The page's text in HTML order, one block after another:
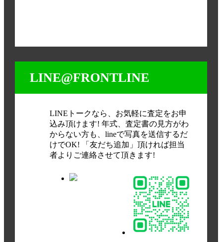
LINE@FRONTLINE
LINEトークなら、お気軽に査定をお申
込み頂けます! 年式、査定書の見方がわ
からない方も、lineで写真を送信するだ
けでOK! 「友だち追加」頂ければ担当
者よりご連絡させて頂きます!